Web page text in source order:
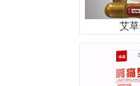
艾